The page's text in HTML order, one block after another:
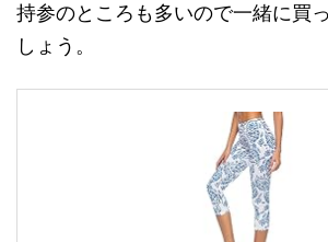
持参のところも多いので一緒に買
しょう。